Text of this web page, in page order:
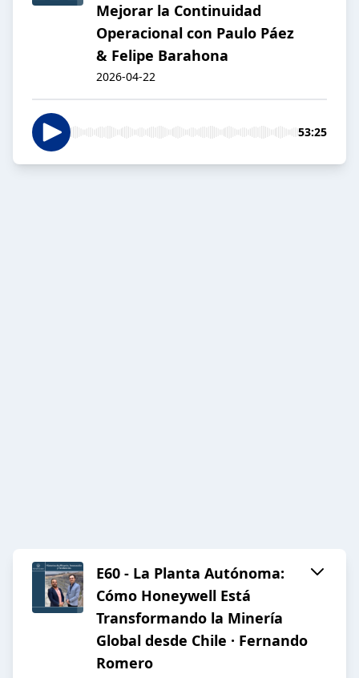
Mejorar la Continuidad
Operacional con Paulo Páez
& Felipe Barahona
2026-04-22
53:25
E60 - La Planta Autónoma:
Cómo Honeywell Está
Transformando la Minería
Global desde Chile · Fernando
Romero